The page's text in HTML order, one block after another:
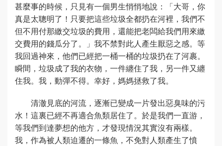
甚麼事的時候，只見有一個男生悄悄地說：「大哥，你
真是太聰明了！只要把這些垃圾全都扔在河裡，我們不
但不用付那繳交垃圾的費用，還能把老闆給我們用來繳
交費用的錢瓜分了。」我不禁對此人產生厭惡之感。等
我回過神來，他們已經把一桶一桶的垃圾扔在了河裹。
瞬間，垃圾成了我的衣物，一件纏住了我，另一件又纏
住我。我，動彈不得。幸好，媽媽拯救了我。
清澈見底的河流，逐漸已變成一片發出惡臭味的污
水！這裏已經不再適合魚類居住了。於是我們一直游，
等我們到達夢想的他方，才發現情況其實沒有兩樣。
我，作為被人類迫遷的一條魚，不免對人類產生了憤